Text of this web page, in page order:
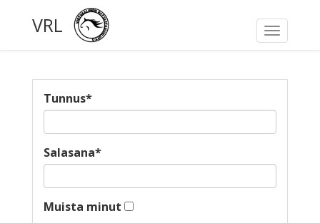
Toggle
VRL
Tunnus*
Salasana*
Muista minut